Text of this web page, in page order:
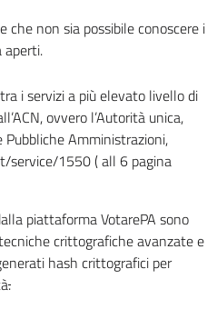
che non sia possibile conoscere i
aperti.
i servizi a più elevato livello di
ovvero l’Autorità unica,
Pubbliche Amministrazioni,
service/1550 ( all 6 pagina
piattaforma VotarePA sono
crittografiche avanzate e
hash crittografici per
.